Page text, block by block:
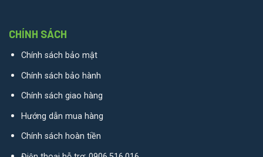
CHÍNH SÁCH
Chính sách bảo mật
Chính sách bảo hành
Chính sách giao hàng
Hướng dẫn mua hàng
Chính sách hoàn tiền